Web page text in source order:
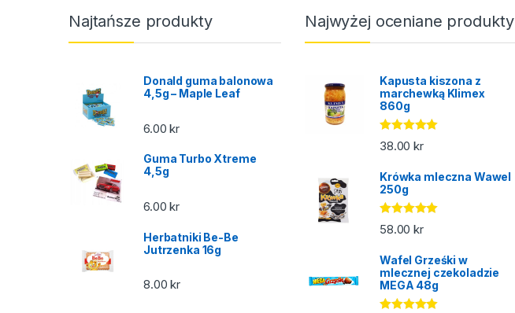
Najtańsze produkty
Donald guma balonowa
4,5g – Maple Leaf
6.00kr
Guma Turbo Xtreme
4,5g
6.00kr
Herbatniki Be-Be
Jutrzenka 16g
8.00kr
Najwyżej oceniane produkty
Kapusta kiszona z
marchewką Klimex
860g
Oceniono
5.00na 5
38.00kr
Krówka mleczna Wawel
250g
Oceniono
5.00na 5
58.00kr
Wafel Grześki w
mlecznej czekoladzie
MEGA 48g